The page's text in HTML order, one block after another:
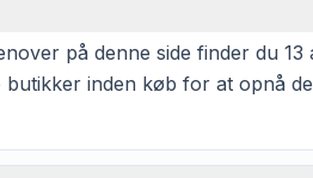
på denne side finder du
inden køb for at opnå